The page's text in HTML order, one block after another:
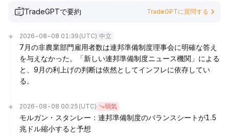
TradeGPTで要約 TradeGPTに質問する
2026-08-08 01:39 (UTC) 中立
7月の非農業部門雇用者数は連邦準備制度理事会に明確な答え
を与えなかった。「新しい連邦準備制度ニュース機関」による
と、9月の利上げの判断は依然としてインフレに依存してい
る。
2026-08-08 00:25 (UTC) 弱気
モルガン・スタンレー：連邦準備制度のバランスシートが1.5
兆ドル縮小すると予想